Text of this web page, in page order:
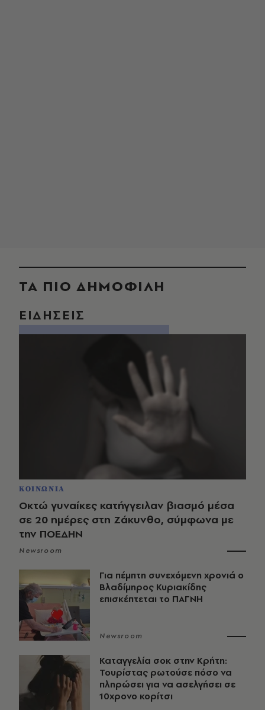
ΤΑ ΠΙΟ ΔΗΜΟΦΙΛΗ
ΕΙΔΗΣΕΙΣ
ΚΟΙΝΩΝΙΑ
Οκτώ γυναίκες κατήγγειλαν βιασμό μέσα
σε 20 ημέρες στη Ζάκυνθο, σύμφωνα με
την ΠΟΕΔΗΝ
Newsroom
Για πέμπτη συνεχόμενη χρονιά ο
Βλαδίμηρος Κυριακίδης
επισκέπτεται το ΠΑΓΝΗ
Newsroom
Καταγγελία σοκ στην Κρήτη:
Τουρίστας ρωτούσε πόσο να
πληρώσει για να ασελγήσει σε
10χρονο κορίτσι